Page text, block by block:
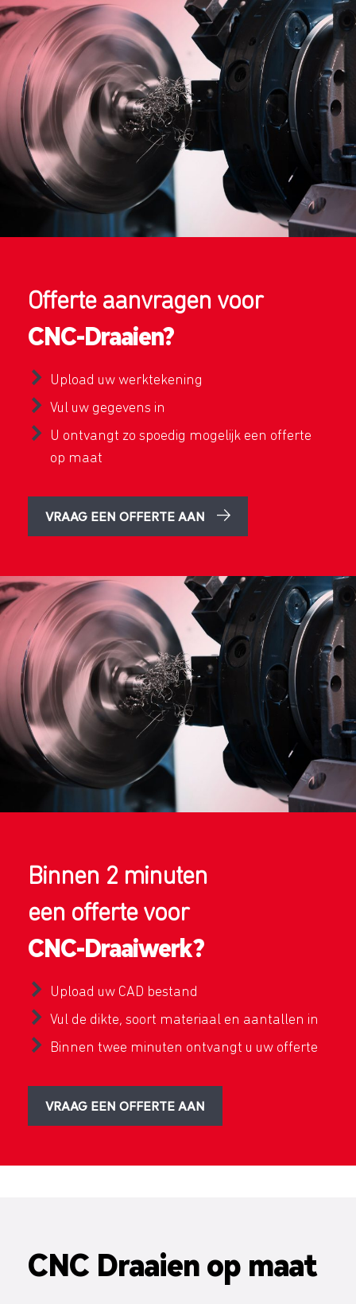
Offerte aanvragen voor
CNC-Draaien?
Upload uw werktekening
Vul uw gegevens in
U ontvangt zo spoedig mogelijk een offerte
op maat
VRAAG EEN OFFERTE AAN
Binnen 2 minuten
een offerte voor
CNC-Draaiwerk?
Upload uw CAD bestand
Vul de dikte, soort materiaal en aantallen in
Binnen twee minuten ontvangt u uw offerte
VRAAG EEN OFFERTE AAN
CNC Draaien op maat